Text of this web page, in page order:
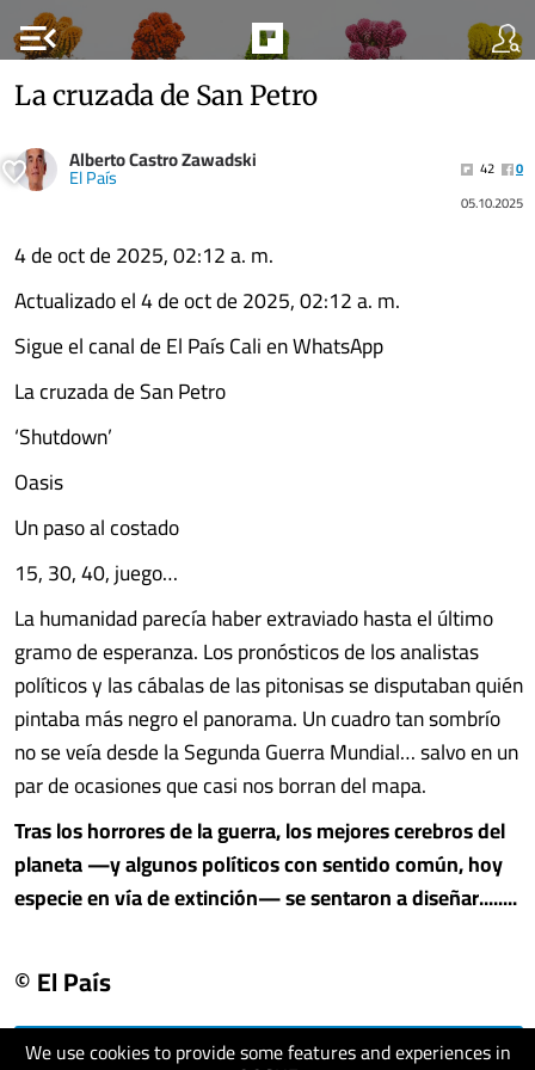
menu_open
We use cookies to provide some features and experiences in
La cruzada de San Petro
Alberto Castro Zawadski
El País 42
0
05.10.2025
4 de oct de 2025, 02:12 a. m.
Actualizado el 4 de oct de 2025, 02:12 a. m.
Sigue el canal de El País Cali en WhatsApp
La cruzada de San Petro
‘Shutdown’
Oasis
Un paso al costado
15, 30, 40, juego…
La humanidad parecía haber extraviado hasta el último
gramo de esperanza. Los pronósticos de los analistas
políticos y las cábalas de las pitonisas se disputaban quién
pintaba más negro el panorama. Un cuadro tan sombrío
no se veía desde la Segunda Guerra Mundial… salvo en un
par de ocasiones que casi nos borran del mapa.
Tras los horrores de la guerra, los mejores cerebros del
planeta —y algunos políticos con sentido común, hoy
especie en vía de extinción— se sentaron a diseñar........
© El País